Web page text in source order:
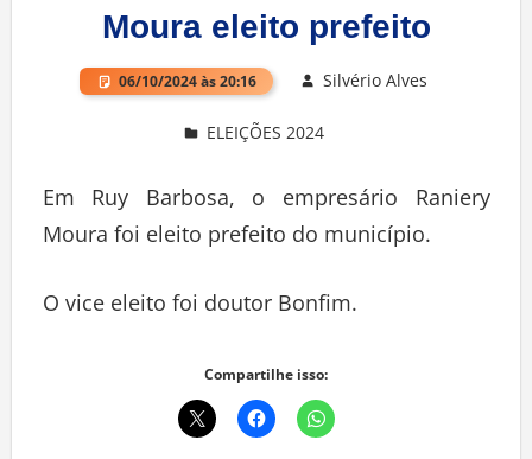
Moura eleito prefeito
06/10/2024 às 20:16 Silvério Alves
ELEIÇÕES 2024
Em Ruy Barbosa, o empresário Raniery
Moura foi eleito prefeito do município.
O vice eleito foi doutor Bonfim.
Compartilhe isso: